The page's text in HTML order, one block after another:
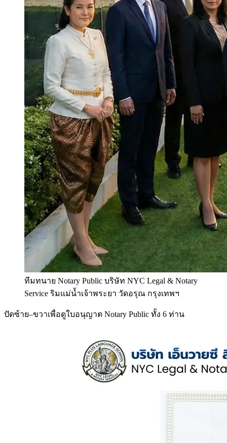
ทีมทนาย Notary Public บริษัท NYC Legal & Notary
Service ริมแม่น้ำเจ้าพระยา วัดอรุณ กรุงเทพฯ
ปัดซ้าย–ขวาเพื่อดูใบอนุญาต Notary Public ทั้ง 6 ท่าน